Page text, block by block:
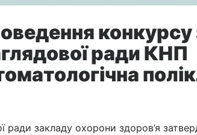
конкурсу
ради КНП
ради закладу охорони здоров’я